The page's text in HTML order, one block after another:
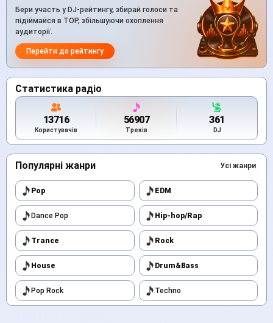
Бери участь у DJ-рейтингу, збирай голоси та
підіймайся в TOP, збільшуючи охоплення
аудиторії.
Перейти до рейтингу
Статистика радіо
13716
Користувачів
56907
Треків
361
DJ
Популярні жанри Усі жанри
Pop EDM
Dance Pop Hip-hop/Rap
Trance Rock
House Drum&Bass
Pop Rock Techno